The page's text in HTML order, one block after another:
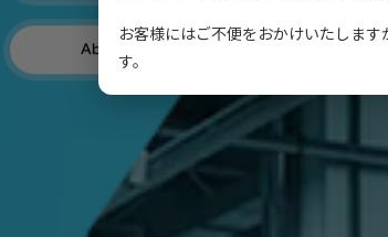
About US
お客様にはご不便をおかけいたしま
す。